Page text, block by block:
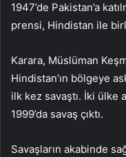
1947’de Pakistan’a
prensi, Hindistan ile
Karara, Müslüman
Hindistan’ın bölgeye
ilk kez savaştı. İki ülke
1999’da savaş çıktı.
Savaşların akabinde